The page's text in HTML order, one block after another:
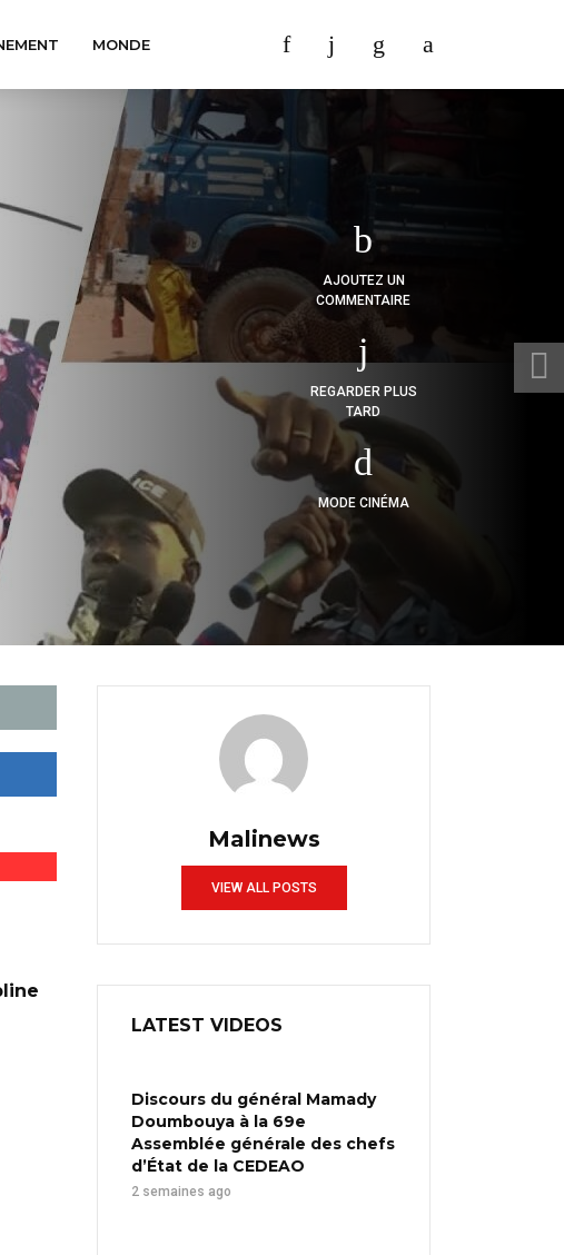
MONDE
AJOUTEZ UN
COMMENTAIRE
REGARDER PLUS
TARD
MODE CINÉMA
Malinews
VIEW ALL POSTS
LATEST VIDEOS
Discours du général Mamady
Doumbouya à la 69e
Assemblée générale des chefs
d’État de la CEDEAO
2 semaines ago